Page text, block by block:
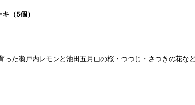
絞り込む
（5個）
た瀬戸内レモンと池田五月山の桜・つつじ・さつきの花